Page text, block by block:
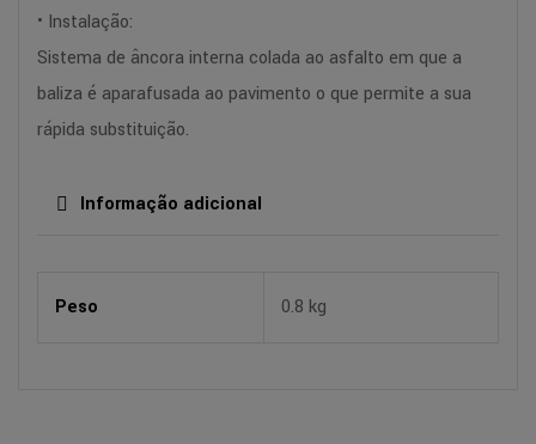
• Instalação:
Sistema de âncora interna colada ao asfalto em que a
baliza é aparafusada ao pavimento o que permite a sua
rápida substituição.
Informação adicional
Peso 0.8 kg